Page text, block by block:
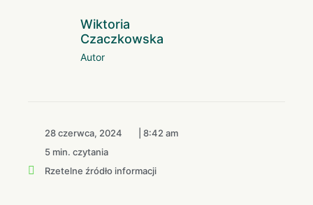
Wiktoria
Czaczkowska
Autor
28 czerwca, 2024
8:42 am
5 min. czytania
Rzetelne źródło informacji